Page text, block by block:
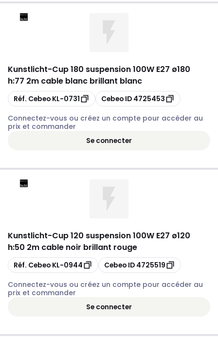
Kunstlicht-Cup 180 suspension 100W E27 ø180
h:77 2m cable blanc brillant blanc
Copier
Réf. Cebeo KL-0731 Copier
Cebeo ID 4725453
Connectez-vous ou créez un compte pour accéder au
prix et commander
Se connecter
Kunstlicht-Cup 120 suspension 100W E27 ø120
h:50 2m cable noir brillant rouge
Copier
Réf. Cebeo KL-0944 Copier
Cebeo ID 4725519
Connectez-vous ou créez un compte pour accéder au
prix et commander
Se connecter